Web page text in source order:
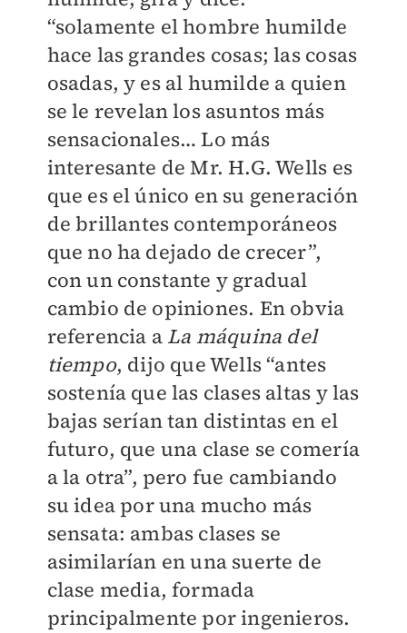
“solamente el hombre humilde
hace las grandes cosas; las cosas
osadas, y es al humilde a quien
se le revelan los asuntos más
sensacionales… Lo más
interesante de Mr. H.G. Wells es
que es el único en su generación
de brillantes contemporáneos
que no ha dejado de crecer”,
con un constante y gradual
cambio de opiniones. En obvia
referencia a La máquina del
tiempo, dijo que Wells “antes
sostenía que las clases altas y las
bajas serían tan distintas en el
futuro, que una clase se comería
a la otra”, pero fue cambiando
su idea por una mucho más
sensata: ambas clases se
asimilarían en una suerte de
clase media, formada
principalmente por ingenieros.